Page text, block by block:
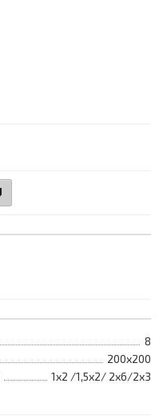
8
200х200
1х2 /1,5х2/ 2х6/2х3